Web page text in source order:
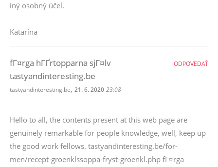
iný osobný účel.
Katarína
fГ¤rga hГҐrtopparna sjГ¤lv
tastyandinteresting.be
tastyandinteresting.be, 21. 6. 2020 23:08
Hello to all, the contents present at this web page are
genuinely remarkable for people knowledge, well, keep up
the good work fellows. tastyandinteresting.be/for-
men/recept-groenklssoppa-fryst-groenkl.php fГ¤rga
ODPOVEDAŤ